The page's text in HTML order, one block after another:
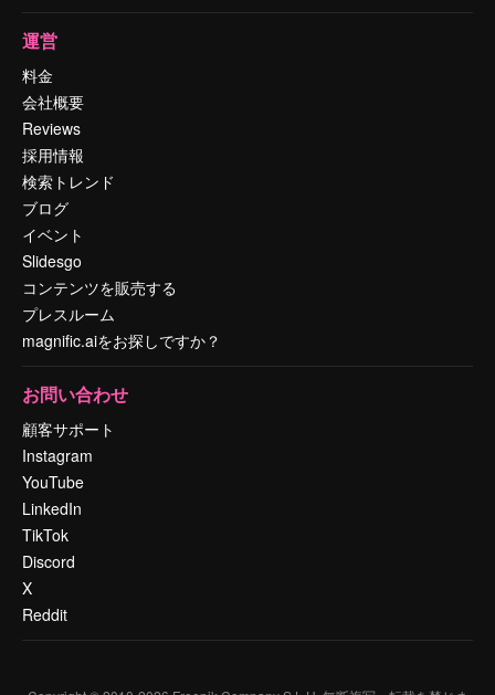
運営
料金
会社概要
Reviews
採用情報
検索トレンド
ブログ
イベント
Slidesgo
コンテンツを販売する
プレスルーム
magnific.aiをお探しですか？
お問い合わせ
顧客サポート
Instagram
YouTube
LinkedIn
TikTok
Discord
X
Reddit